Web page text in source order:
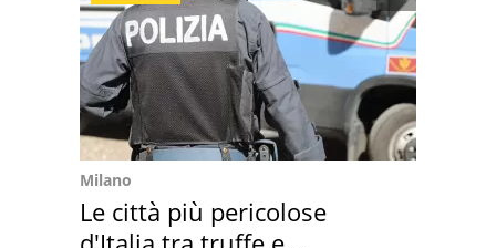
Milano
Le città più pericolose